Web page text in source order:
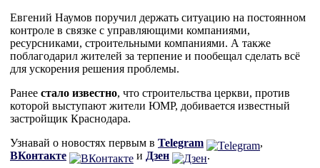
Евгений Наумов поручил держать ситуацию на постоянном
контроле в связке с управляющими компаниями,
ресурсниками, строительными компаниями. А также
поблагодарил жителей за терпение и пообещал сделать всё
для ускорения решения проблемы.
Ранее стало известно, что строительства церкви, против
которой выступают жители ЮМР, добивается известный
застройщик Краснодара.
Узнавай о новостях первым в Telegram
,
ВКонтакте
и Дзен .